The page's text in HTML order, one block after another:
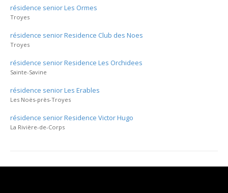
résidence senior Les Ormes
Troyes
résidence senior Residence Club des Noes
Troyes
résidence senior Residence Les Orchidees
Sainte-Savine
résidence senior Les Erables
Les Noës-près-Troyes
résidence senior Residence Victor Hugo
La Rivière-de-Corps